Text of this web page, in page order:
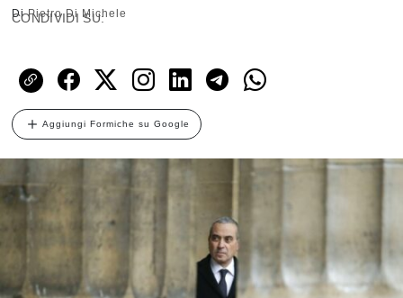
DiPietro Di Michele
CONDIVIDI SU:
Aggiungi Formiche su Google